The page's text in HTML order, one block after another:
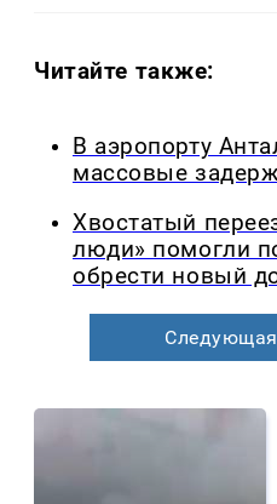
Читайте также:
В аэропорту
массовые
Хвостатый
люди» помогли
обрести новый
Следующая